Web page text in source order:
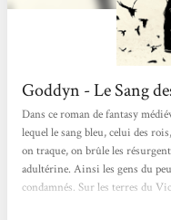
Goddyn - Le Sang
Dans ce roman de fantasy
lequel le sang bleu, celui des
on traque, on brûle les
adultérine. Ainsi les gens du
condamnés. Sur les terres du